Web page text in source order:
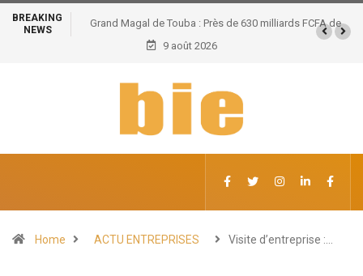
BREAKING
NEWS
Grand Magal de Touba : Près de 630 milliards FCFA de
retombées économiques et un potentiel de 100.000
9 août 2026
Home ACTU ENTREPRISES Visite d’entreprise :…